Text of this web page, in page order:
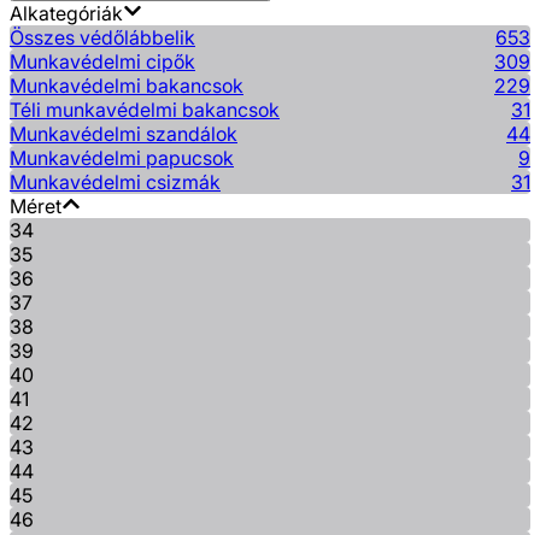
Alkategóriák
Összes védőlábbelik
653
Munkavédelmi cipők
309
Munkavédelmi bakancsok
229
Téli munkavédelmi bakancsok
31
Munkavédelmi szandálok
44
Munkavédelmi papucsok
9
Munkavédelmi csizmák
31
Méret
34
35
36
37
38
39
40
41
42
43
44
45
46